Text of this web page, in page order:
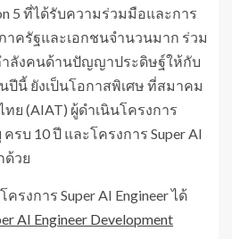
5 ที่ได้รับความร่วมมือและการ
ครัฐและเอกชนจำนวนมาก ร่วม
ำลังคนด้านปัญญาประดิษฐ์ให้กับ
ปีนี้ ยังเป็นโอกาสพิเศษ ที่สมาคม
ย (AIAT) ผู้ดำเนินโครงการ
ครบ 10 ปี และโครงการ Super AI
ด้วย
รงการ Super AI Engineer ได้
AI Engineer Development